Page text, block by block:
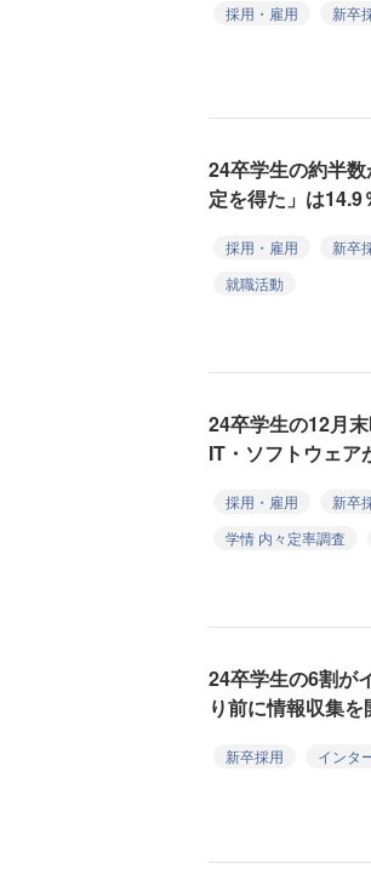
採用・雇用 新卒
24卒学生の約半
定を得た」は
採用・雇用 新卒
就職活動
24卒学生の12月
IT・ソフトウェ
採用・雇用 新卒
学情 内々定率調査
24卒学生の6割が
り前に情報収集
新卒採用 インタ